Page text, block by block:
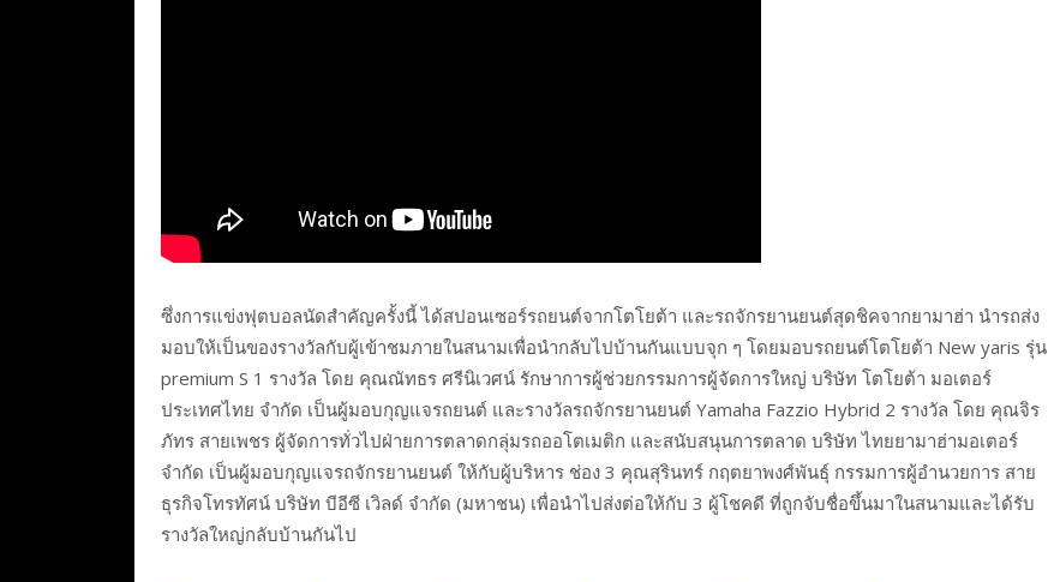
ซึ่งการแข่งฟุตบอลนัดสำคัญครั้งนี้ ได้สปอนเซอร์รถยนต์จากโตโยต้า และรถจักรยานยนต์สุดชิคจากยามาฮ่า นำรถส่ง
มอบให้เป็นของรางวัลกับผู้เข้าชมภายในสนามเพื่อนำกลับไปบ้านกันแบบจุก ๆ โดยมอบรถยนต์โตโยต้า New yaris รุ่น
premium S 1 รางวัล โดย คุณณัทธร ศรีนิเวศน์ รักษาการผู้ช่วยกรรมการผู้จัดการใหญ่ บริษัท โตโยต้า มอเตอร์
ประเทศไทย จำกัด เป็นผู้มอบกุญแจรถยนต์ และรางวัลรถจักรยานยนต์ Yamaha Fazzio Hybrid 2 รางวัล โดย คุณจิร
ภัทร สายเพชร ผู้จัดการทั่วไปฝ่ายการตลาดกลุ่มรถออโตเมติก และสนับสนุนการตลาด บริษัท ไทยยามาฮ่ามอเตอร์
จำกัด เป็นผู้มอบกุญแจรถจักรยานยนต์ ให้กับผู้บริหาร ช่อง 3 คุณสุรินทร์ กฤตยาพงศ์พันธุ์ กรรมการผู้อำนวยการ สาย
ธุรกิจโทรทัศน์ บริษัท บีอีซี เวิลด์ จํากัด (มหาชน) เพื่อนำไปส่งต่อให้กับ 3 ผู้โชคดี ที่ถูกจับชื่อขึ้นมาในสนามและได้รับ
รางวัลใหญ่กลับบ้านกันไป